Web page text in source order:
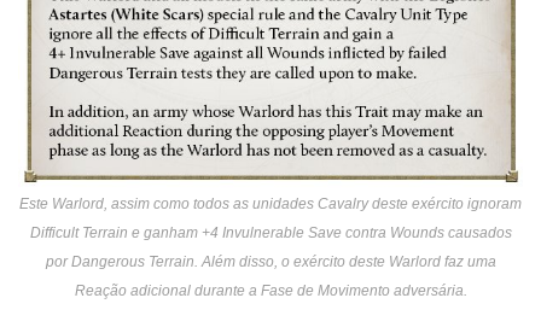
Este Warlord, assim como todos as unidades Cavalry deste exército ignoram
Difficult Terrain e ganham +4 Invulnerable Save contra Wounds causados
por Dangerous Terrain. Além disso, o exército deste Warlord faz uma
Reação adicional durante a Fase de Movimento adversária.